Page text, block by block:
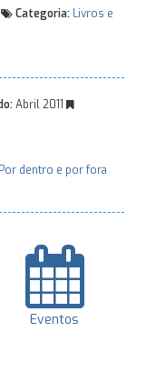
Categoria: Livros e
Abril 2011
Por dentro e por fora
Eventos